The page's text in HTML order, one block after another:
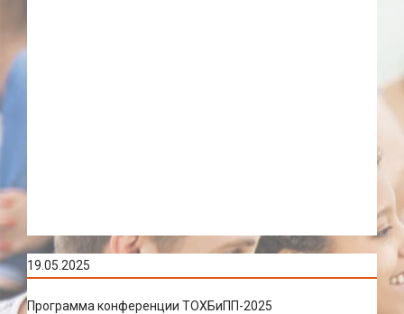
19.05.2025
Программа конференции ТОХБиПП-2025